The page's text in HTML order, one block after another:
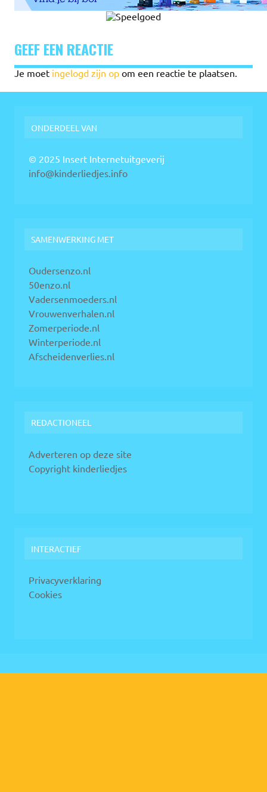
GEEF EEN REACTIE
Je moet ingelogd zijn op om een reactie te plaatsen.
ONDERDEEL VAN
© 2025 Insert Internetuitgeverij
info@kinderliedjes.info
SAMENWERKING MET
Oudersenzo.nl
50enzo.nl
Vadersenmoeders.nl
Vrouwenverhalen.nl
Zomerperiode.nl
Winterperiode.nl
Afscheidenverlies.nl
REDACTIONEEL
Adverteren op deze site
Copyright kinderliedjes
INTERACTIEF
Privacyverklaring
Cookies